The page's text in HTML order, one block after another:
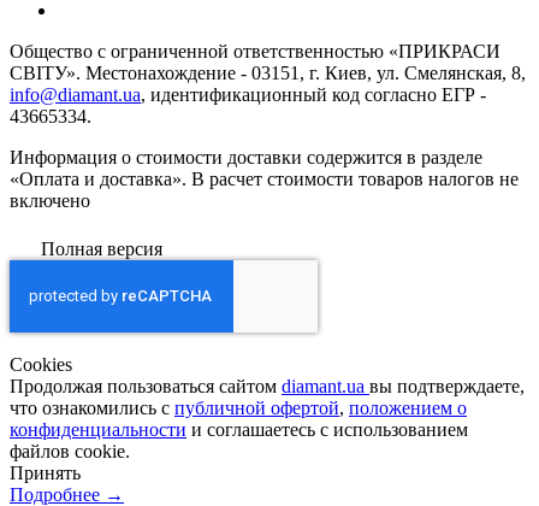
Общество с ограниченной ответственностью «ПРИКРАСИ
СВІТУ». Местонахождение - 03151, г. Киев, ул. Смелянская, 8,
info@diamant.ua, идентификационный код согласно ЕГР -
43665334.
Информация о стоимости доставки содержится в разделе
«Оплата и доставка». В расчет стоимости товаров налогов не
включено
Полная версия
Сookies
Продолжая пользоваться сайтом diamant.ua вы подтверждаете,
что ознакомились с публичной офертой, положением о
конфиденциальности и соглашаетесь с использованием
файлов cookie.
Принять
Подробнее →